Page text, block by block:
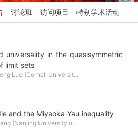
讨论班 访问项目 特别学术活动
universality in the quasisymmetric
limit sets
Luo (Cornell Universit...
and the Miyaoka-Yau inequality
(Nanjing University o...